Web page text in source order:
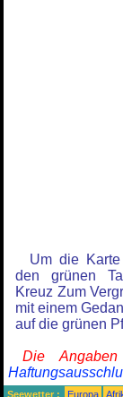
Um die
den grünen
Kreuz Zum
mit einem
auf die grünen
Die
Seewetter : Europa